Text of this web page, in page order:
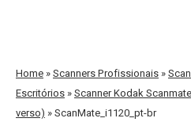
Home »Scanners Profissionais »
Escritórios »Scanner Kodak
verso) »ScanMate_i1120_pt-br